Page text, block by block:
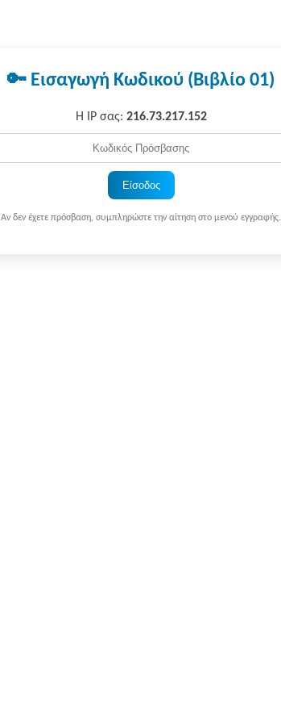
🔑 Εισαγωγή Κωδικού (Βιβλίο 01)
Η IP σας: 216.73.217.152
Είσοδος
Αν δεν έχετε πρόσβαση, συμπληρώστε την αίτηση στο μενού εγγραφής.